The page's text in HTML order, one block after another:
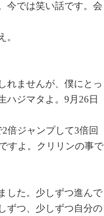
今では笑い話です。会
。
れませんが、僕にとっ
ハジマタよ。9月26日
倍ジャンプして3倍回
すよ。クリリンの事で
した。少しずつ進んで
ずつ、少しずつ自分の